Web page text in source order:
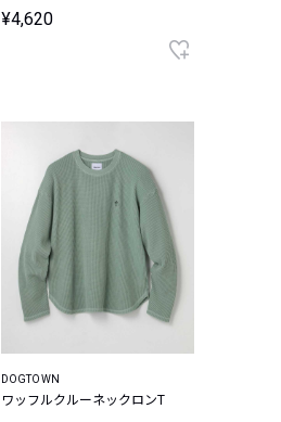
¥4,620
DOGTOWN
ワッフルクルーネックロンT